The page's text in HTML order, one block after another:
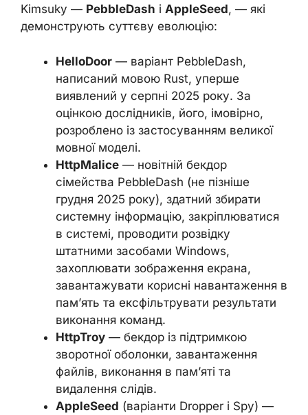
Kimsuky — PebbleDash і AppleSeed, — які
демонструють суттєву еволюцію:
HelloDoor — варіант PebbleDash,
написаний мовою Rust, уперше
виявлений у серпні 2025 року. За
оцінкою дослідників, його, імовірно,
розроблено із застосуванням великої
мовної моделі.
HttpMalice — новітній бекдор
сімейства PebbleDash (не пізніше
грудня 2025 року), здатний збирати
системну інформацію, закріплюватися
в системі, проводити розвідку
штатними засобами Windows,
захоплювати зображення екрана,
завантажувати корисні навантаження в
пам’ять та ексфільтрувати результати
виконання команд.
HttpTroy — бекдор із підтримкою
зворотної оболонки, завантаження
файлів, виконання в пам’яті та
видалення слідів.
AppleSeed (варіанти Dropper і Spy) —